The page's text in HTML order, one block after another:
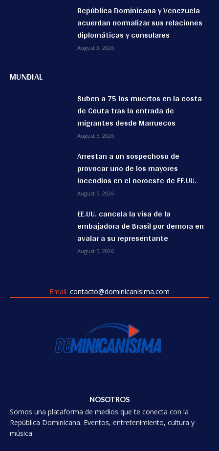
República Dominicana y Venezuela
acuerdan normalizar sus relaciones
diplomáticas y consulares
August 3, 2026
MUNDIAL
Suben a 75 los muertos en la costa
de Ceuta tras la entrada de
migrantes desde Marruecos
August 5, 2026
Arrestan a un sospechoso de
provocar uno de los mayores
incendios en el noroeste de EE.UU.
August 5, 2026
EE.UU. cancela la visa de la
embajadora de Brasil por demora en
avalar a su representante
August 5, 2026
Email: contacto@dominicanisima.com
NOSOTROS
Somos una plataforma de medios que te conecta con la
República Dominicana. Eventos, entretenimiento, cultura y
música.